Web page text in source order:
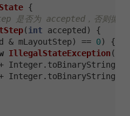
State {
是否为 accepted，否则抛异
(int accepted)
{
& mLayoutStep) == 0) {
IllegalStateException(